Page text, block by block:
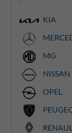
KIA
MG
NISSAN
OPEL